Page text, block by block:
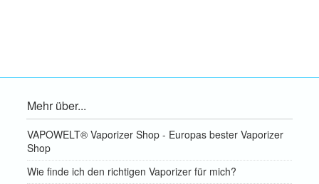
Mehr über...
VAPOWELT® Vaporizer Shop - Europas bester Vaporizer
Shop
Wie finde ich den richtigen Vaporizer für mich?